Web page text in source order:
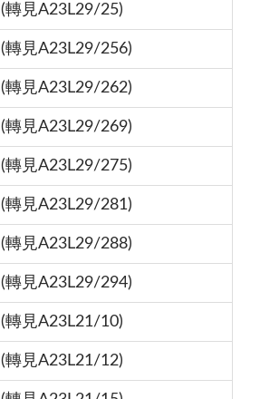
(轉見A23L29/25)
(轉見A23L29/256)
(轉見A23L29/262)
(轉見A23L29/269)
(轉見A23L29/275)
(轉見A23L29/281)
(轉見A23L29/288)
(轉見A23L29/294)
(轉見A23L21/10)
(轉見A23L21/12)